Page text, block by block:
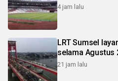
4 jam lalu
LRT Sumsel
selama Agustus
21 jam lalu